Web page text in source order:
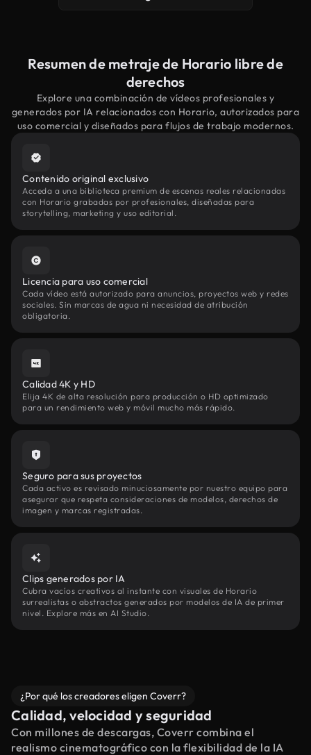
Resumen de metraje de Horario libre de
derechos
Explore una combinación de vídeos profesionales y
generados por IA relacionados con Horario, autorizados para
uso comercial y diseñados para flujos de trabajo modernos.
Contenido original exclusivo
Acceda a una biblioteca premium de escenas reales relacionadas
con Horario grabadas por profesionales, diseñadas para
storytelling, marketing y uso editorial.
Licencia para uso comercial
Cada vídeo está autorizado para anuncios, proyectos web y redes
sociales. Sin marcas de agua ni necesidad de atribución
obligatoria.
Calidad 4K y HD
Elija 4K de alta resolución para producción o HD optimizado
para un rendimiento web y móvil mucho más rápido.
Seguro para sus proyectos
Cada activo es revisado minuciosamente por nuestro equipo para
asegurar que respeta consideraciones de modelos, derechos de
imagen y marcas registradas.
Clips generados por IA
Cubra vacíos creativos al instante con visuales de Horario
surrealistas o abstractos generados por modelos de IA de primer
nivel. Explore más en AI Studio.
¿Por qué los creadores eligen Coverr?
Calidad, velocidad y seguridad
Con millones de descargas, Coverr combina el
realismo cinematográfico con la flexibilidad de la IA